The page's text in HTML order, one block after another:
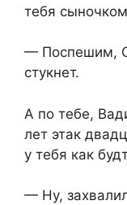
тебя
— Поспешим,
стукнет.
А по тебе,
лет этак
у тебя как
— Ну,